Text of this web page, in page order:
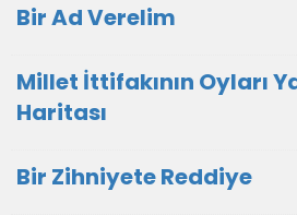
Bir Ad Verelim
Millet İttifakının Oyları
Haritası
Bir Zihniyete Reddiye